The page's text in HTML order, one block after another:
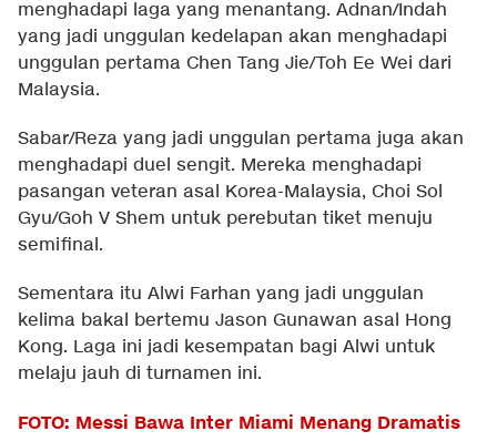
menghadapi laga yang menantang. Adnan/Indah
yang jadi unggulan kedelapan akan menghadapi
unggulan pertama Chen Tang Jie/Toh Ee Wei dari
Malaysia.
Sabar/Reza yang jadi unggulan pertama juga akan
menghadapi duel sengit. Mereka menghadapi
pasangan veteran asal Korea-Malaysia, Choi Sol
Gyu/Goh V Shem untuk perebutan tiket menuju
semifinal.
Sementara itu Alwi Farhan yang jadi unggulan
kelima bakal bertemu Jason Gunawan asal Hong
Kong. Laga ini jadi kesempatan bagi Alwi untuk
melaju jauh di turnamen ini.
FOTO: Messi Bawa Inter Miami Menang Dramatis